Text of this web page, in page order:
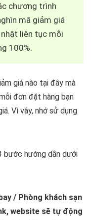
chương trình
mã giảm giá
liên tục mỗi
100%.
giá nào tại đây mà
đơn đặt hàng bạn
Vì vậy, nhớ sử dụng
bước hướng dẫn dưới
/ Phòng khách sạn
website sẽ tự động